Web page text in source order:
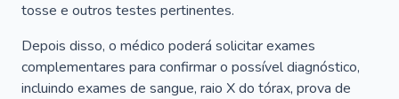
tosse e outros testes pertinentes.
Depois disso, o médico poderá solicitar exames
complementares para confirmar o possível diagnóstico,
incluindo exames de sangue, raio X do tórax, prova de